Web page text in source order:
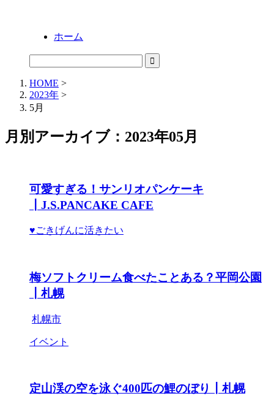
ホーム
HOME >
2023年 >
5月
月別アーカイブ：2023年05月
可愛すぎる！サンリオパンケーキ
┃J.S.PANCAKE CAFE
♥ごきげんに活きたい
梅ソフトクリーム食べたことある？平岡公園
┃札幌
札幌市
イベント
定山渓の空を泳ぐ400匹の鯉のぼり┃札幌